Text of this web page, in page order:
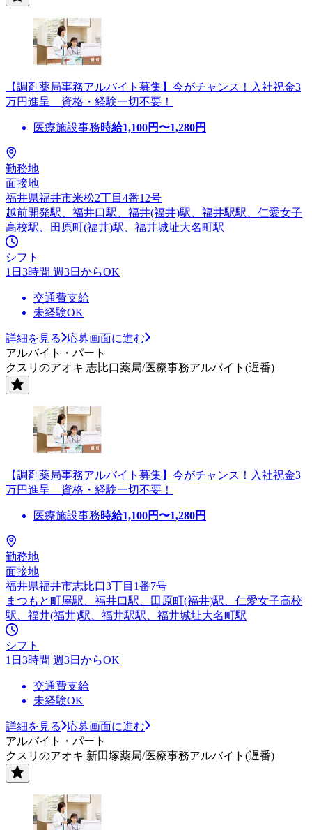
【調剤薬局事務アルバイト募集】今がチャンス！入社祝金3
万円進呈 資格・経験一切不要！
医療施設事務時給1,100円〜1,280円
勤務地
面接地
福井県福井市米松2丁目4番12号
越前開発駅、福井口駅、福井(福井)駅、福井駅駅、仁愛女子
高校駅、田原町(福井)駅、福井城址大名町駅
シフト
1日3時間 週3日からOK
交通費支給
未経験OK
詳細を見る
応募画面に進む
アルバイト・パート
クスリのアオキ 志比口薬局/医療事務アルバイト(遅番)
【調剤薬局事務アルバイト募集】今がチャンス！入社祝金3
万円進呈 資格・経験一切不要！
医療施設事務時給1,100円〜1,280円
勤務地
面接地
福井県福井市志比口3丁目1番7号
まつもと町屋駅、福井口駅、田原町(福井)駅、仁愛女子高校
駅、福井(福井)駅、福井駅駅、福井城址大名町駅
シフト
1日3時間 週3日からOK
交通費支給
未経験OK
詳細を見る
応募画面に進む
アルバイト・パート
クスリのアオキ 新田塚薬局/医療事務アルバイト(遅番)